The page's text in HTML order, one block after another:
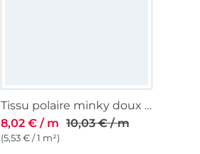
Tissu polaire minky doux à pois, menthe clair
8,02 € / m 10,03 € / m
(5,53 € / 1 m²)